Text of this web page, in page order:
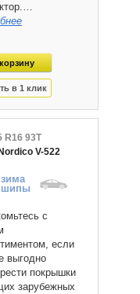
R16 93T
V-522
зима
шипы
с
если
выгодно
покрышки
зарубежных